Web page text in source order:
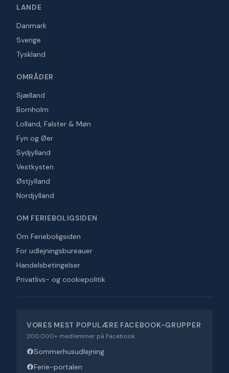
LANDE
Danmark
Sverige
Tyskland
OMRÅDER
Sjælland
Bornholm
Lolland, Falster & Møn
Fyn og Øer
Sydjylland
Vestkysten
Østjylland
Nordjylland
OM FERIEBOLIGSIDEN
Om Ferieboligsiden
For udlejningsbureauer
Handelsbetingelser
Privatlivs- og cookiepolitik
VORES MEST POPULÆRE FACEBOOK-GRUPPER
200.000+ medlemmer på Facebook
Sommerhusudlejning
Ferie-portalen